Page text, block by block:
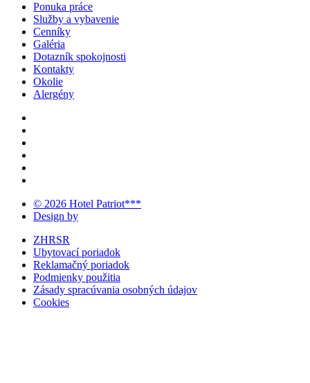
Ponuka práce
Služby a vybavenie
Cenníky
Galéria
Dotazník spokojnosti
Kontakty
Okolie
Alergény
© 2026 Hotel Patriot***
Design by
ZHRSR
Ubytovací poriadok
Reklamačný poriadok
Podmienky použitia
Zásady spracúvania osobných údajov
Cookies